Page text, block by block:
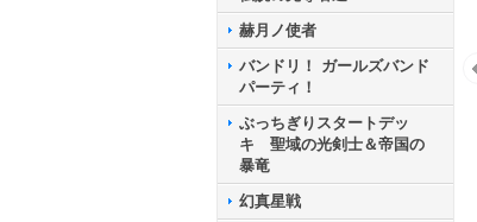
赫月ノ使者
バンドリ！ ガールズバンド
パーティ！
ぶっちぎりスタートデッ
キ 聖域の光剣士＆帝国の
暴竜
幻真星戦